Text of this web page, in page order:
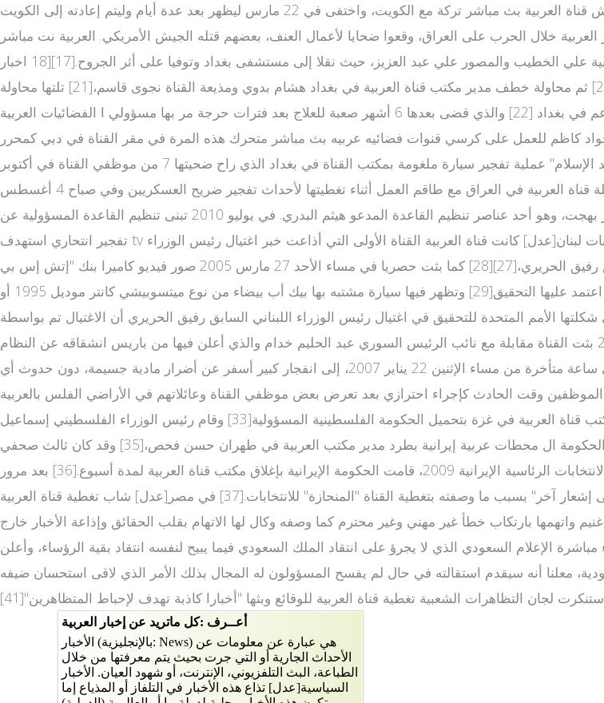
صافا (مهندس لبناني)[16] إلى العراق مع القوات البريطانية وذلك من الحدود المش قناة العربية بث مباشر تركة مع الكويت، واختفى في 22 مارس ليظهر بعد عدة أيام وليتم إعادته إلى الكويت
واسعة من طرف القن المصرى اليوم اة. توفي 11 من كوادر العربية خلال الحرب على العراق، وقعوا ضحايا لأعمال العنف، بعضهم قتله الجيش الأمريكي. العربية نت مباشر
البث الحي ففي مارس 2004، أطلقت القوات الأمريكية النار وقتلت مراسل العربية علي الخطيب والمصور علي عبد العزيز، حيث نقلا إلى مستشفى بغداد وتوفيا على أثر الجروح.[17][18 اخبار
العربيه امس ][19] كما قتلت المراسل مازن بواسطة صاروخ من طائرة مروحية.[20] ثم محاولة خطف مدير مكتب قناة العربية في بغداد هشام بدوي ومذيعة القناة نجوى قاسم،[21] تلتها محاولة
اغتيال المراسل الصحفي جواد كاظم في يونيو 2005 أثناء خروجه من أحد المطاعم في بغداد [22] والذي قضى بعدها 6 أشهر صعبة للعلاج بعد فترات حرجة مر بها مسؤولي ا الفضائيات العربية
جواد كاظم للعمل على كرسي قنوات فضائيه عربيه بث مباشر متحرك هذه المرة في مقر القناة في دبي كمحرر
ومذيع للأخبار،[23 قنوات عربية ] وتبنت جماعة مسلحة أطلقت على نفسها اسم "جند الإسلام" عملية تفجير سيارة ملغومة بمكتب القناة في بغداد الذي راح ضحيتها 7 من موظفي القناة في أكتوبر
2004.[24][25] في صباح يوم الأربعاء 22 فبراير 2006 اغتيلت أطوار بهجت مراسلة قناة العربية في العراق مع طاقم العمل أثناء تغطيتها لأحداث تفجير ضريح العسكريين وفي صباح 4 أغسطس
2007 أعلنت قناة العربية "على لسان الحكومة العراقية" مقتل المتهم باغتيال أطوار بهجت، وهو أحد عناصر تنظيم القاعدة المدعو هيثم البدري. في يوليو 2010 تبنى تنظيم القاعدة المسؤولية عن
تفجير انتحاري استهدف tv عربي مباشر مكتب العربية في بغداد وراح ضحيته 4 قتلى و16 جريحا.[26] أثناء اضطرابات لبنان[عدل] كانت قناة العربية القناة الأولى التي أذاعت خبر اغتيال رئيس الوزراء
اللبناني ا قنو البث المباشر لقناة العربية الحدث ات الاخبار العربية بث مباشر لسابق رفيق الحريري،[27][28] كما بثت حصريا في مساء الأحد 27 مارس 2005 صور فيديو كاميرا بنك "إتش إس بي
سي" الذي يقع على مقربة من فندق سان جورج في بيروت حيث وقع الانفجار، والتي اعتمد عليها التحقيق[29] وتظهر فيها سيارة مشتبه بها بيك أب بيضاء من نوع ميتسوبيشي كانتر موديل 1995 أو
شكلتها الأمم المتحدة للتحقيق في اغتيال رئيس الوزراء اللبناني السابق رفيق الحريري أن الاغتيال تم بواسطة
الشاحنة الميتسوبيشي البيضاء بعد تفخيخها.[30] في ليلة رأس السنة عام 2006 بثت القناة مقابلة مع نائب الرئيس السوري عبد الحليم خدام والذي أعلن فيها من باريس انشقاقه عن النظام
السوري.[31] في الأراضي الفلسطينية[عدل] تعرض مكتب قناة العربية في غزة، في ساعة متأخرة من مساء الإثنين 22 يناير 2007، إلى انفجار كبير أسفر عن أضرار مادية جسيمة، دون حدوث أي
وقت الحادث كإجراء احترازي بعد تعرض بعض موظفي القناة وعائلاتهم في الأراضي الفلس بالعربية
طينية لتهديدات على حياتهم من قبل مسلحين.[32] قامت ريهام عبد الكريم مديرة مكتب قناة العربية في غزة بتحميل الحكومة الفلسطينية المسؤولية[33] وقام رئيس الوزراء الفلسطيني إسماعيل
هنية بإدانة الهجوم على المكتب.[34] في إيران[عدل] في 2 سبتمبر 2008 قامت الحكومة ال محطات عربية إيرانية بطرد مدير مكتب العربية في طهران حسن فحص،[35] وقد كان ثالث صحفي
للقناة يتم طرده من إيران منذ أن افتتحت مكتبا لها هناك. في 14 يونيو 2009 أثناء الانتخابات الرئاسية الإيرانية 2009، قامت الحكومة الإيرانية بإغلاق مكتب قناة العربية لمدة أسبوع.[36] بعد مرور
سبعة أيام، وفي أثناء الاحتجاجات على الانتخابات، قررت الحكومة إغلاق المكتب "حتى إشعار آخر" بسبب ما وصفته بتغطية القناة "المنحازة" للانتخابات.[37] في مصر[عدل] شاب تغطية قناة العربية
بارتكاب خطأ غير مهني وغير محترم كما وصفه وكال لها الاتهام بقلب الحقائق وإذاعة الأخبار خارج
مباشرة الإعلام السعودي الذي لا يجرؤ على انتقاد الملك السعودي فيما يبيح لنفسه انتقاد بقية الرؤساء، وأعلن
معلنا أنه سيقدم استقالته في حال لم يفسح المسؤولون له المجال بذلك الأمر الذي لاقى استحسان ضيفه